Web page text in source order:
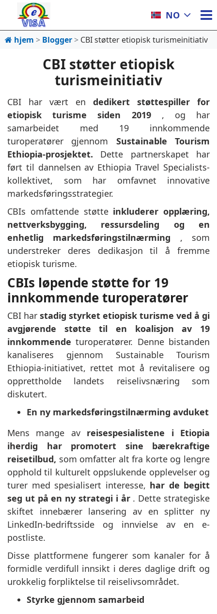
NO
hjem Blogger CBI støtter etiopisk turismeinitiativ
CBI støtter etiopisk
turismeinitiativ
CBI har vært en dedikert støttespiller for
etiopisk turisme siden 2019, og har
samarbeidet med 19 innkommende
turoperatører gjennom Sustainable Tourism
Ethiopia-prosjektet. Dette partnerskapet har
ført til dannelsen av Ethiopia Travel Specialists-
kollektivet, som har omfavnet innovative
markedsføringsstrategier.
CBIs omfattende støtte inkluderer opplæring,
nettverksbygging, ressursdeling og en
enhetlig markedsføringstilnærming , som
understreker deres dedikasjon til å fremme
etiopisk turisme.
CBIs løpende støtte for 19
innkommende turoperatører
CBI har stadig styrket etiopisk turisme ved å gi
avgjørende støtte til en koalisjon av 19
innkommende turoperatører. Denne bistanden
kanaliseres gjennom Sustainable Tourism
Ethiopia-initiativet, rettet mot å revitalisere og
opprettholde landets reiselivsnæring som
diskutert.
En ny markedsføringstilnærming avduket
Mens mange av reisespesialistene i Etiopia
iherdig har promotert sine bærekraftige
reisetilbud, som omfatter alt fra korte og lengre
opphold til kulturelt oppslukende opplevelser og
turer med spesialisert interesse, har de begitt
seg ut på en ny strategi i år. Dette strategiske
skiftet innebærer lansering av en splitter ny
LinkedIn-bedriftsside og innvielse av en e-
postliste.
Disse plattformene fungerer som kanaler for å
formidle verdifull innsikt i deres daglige drift og
urokkelig forpliktelse til reiselivsområdet.
Styrke gjennom samarbeid